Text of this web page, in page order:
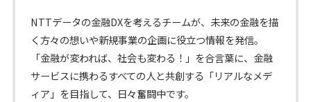
NTTデータの金融DXを考えるチームが、未来の金融を描
く方々の想いや新規事業の企画に役立つ情報を発信。
「金融が変われば、社会も変わる！」を合言葉に、金融
サービスに携わるすべての人と共創する「リアルなメデ
ィア」を目指して、日々奮闘中です。